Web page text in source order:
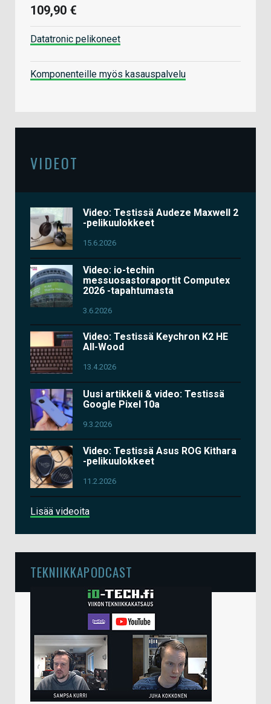
109,90 €
Datatronic pelikoneet
Komponenteille myös kasauspalvelu
VIDEOT
Video: Testissä Audeze Maxwell 2
-pelikuulokkeet
15.6.2026
Video: io-techin
messuosastoraportit Computex
2026 -tapahtumasta
3.6.2026
Video: Testissä Keychron K2 HE
All-Wood
13.4.2026
Uusi artikkeli & video: Testissä
Google Pixel 10a
9.3.2026
Video: Testissä Asus ROG Kithara
-pelikuulokkeet
11.2.2026
Lisää videoita
TEKNIIKKAPODCAST